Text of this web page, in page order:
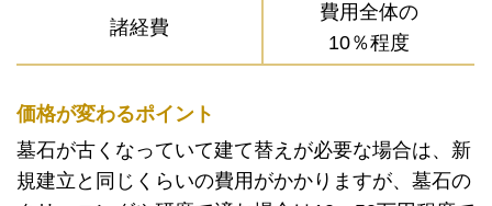
諸経費
費用全体の
10％程度
価格が変わるポイント
墓石が古くなっていて建て替えが必要な場合は、新
規建立と同じくらいの費用がかかりますが、墓石の